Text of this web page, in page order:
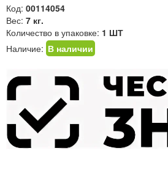
Код: 00114054
Вес: 7 кг.
Количество в упаковке: 1 ШТ
Наличие: В наличии